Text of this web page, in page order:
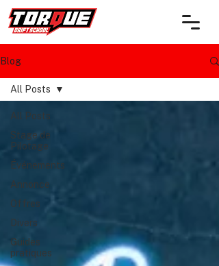
Blog
All Posts
Stage de
Pilotage
Événements
Annonce
Offres
Divers
Guides
pratiques
All Posts